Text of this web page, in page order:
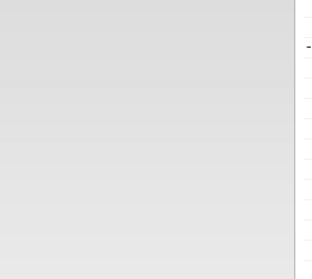
-